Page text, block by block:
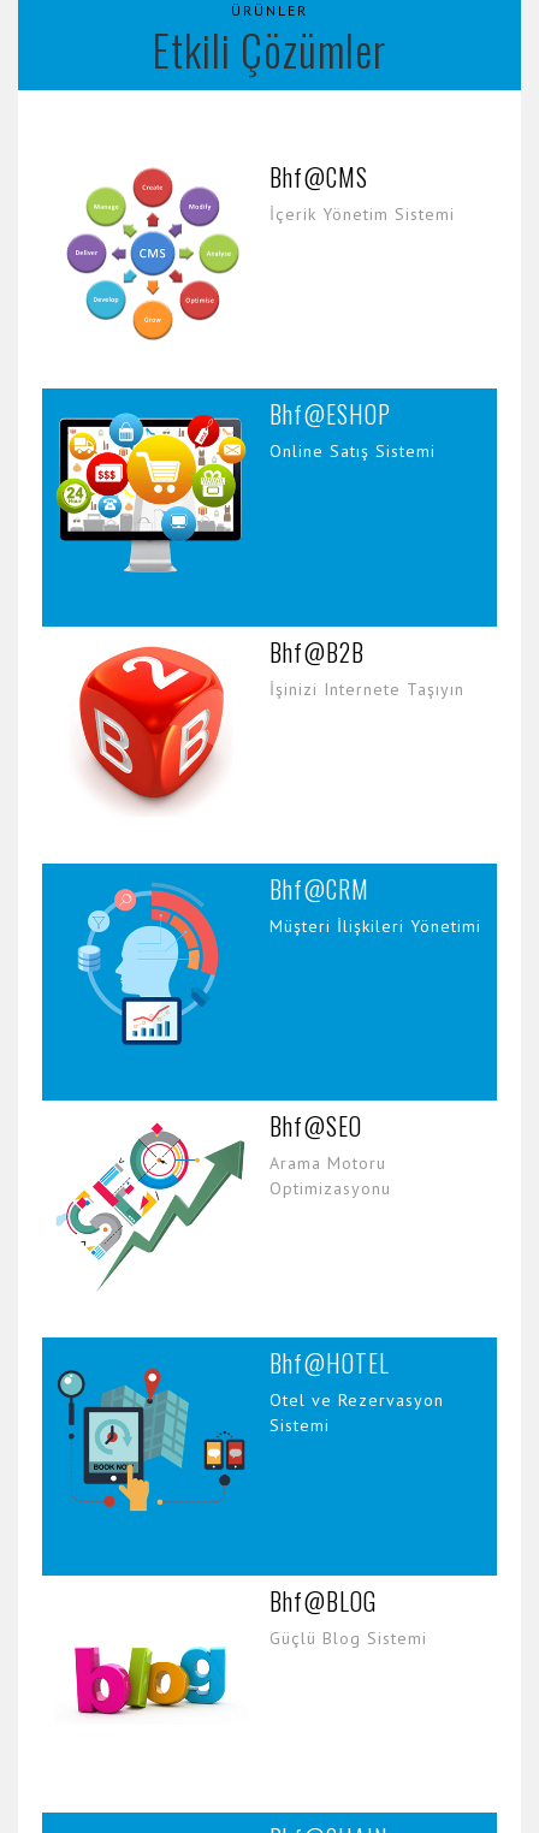
ÜRÜNLER
Etkili Çözümler
Bhf@CMS
İçerik Yönetim Sistemi
Bhf@ESHOP
Online Satış Sistemi
Bhf@B2B
İşinizi Internete Taşıyın
Bhf@CRM
Müşteri İlişkileri Yönetimi
Bhf@SEO
Arama Motoru
Optimizasyonu
Bhf@HOTEL
Otel ve Rezervasyon
Sistemi
Bhf@BLOG
Güçlü Blog Sistemi